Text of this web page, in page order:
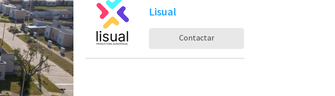
Lisual
Contactar